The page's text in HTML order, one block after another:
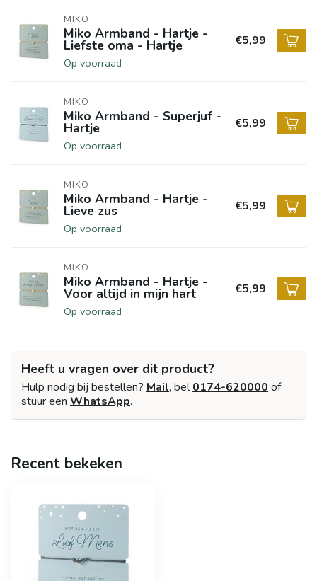
MIKO
Miko Armband - Hartje -
Liefste oma - Hartje
Op voorraad
€5,99
MIKO
Miko Armband - Superjuf -
Hartje
Op voorraad
€5,99
MIKO
Miko Armband - Hartje -
Lieve zus
Op voorraad
€5,99
MIKO
Miko Armband - Hartje -
Voor altijd in mijn hart
Op voorraad
€5,99
Heeft u vragen over dit product?
Hulp nodig bij bestellen? Mail, bel0174-620000 of
stuur een WhatsApp.
Recent bekeken